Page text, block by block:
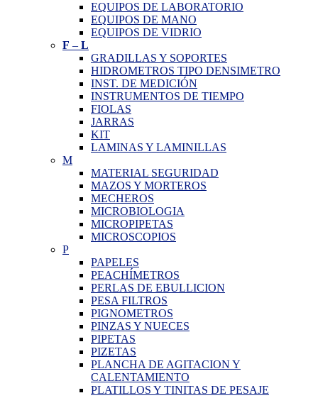
EQUIPOS DE LABORATORIO
EQUIPOS DE MANO
EQUIPOS DE VIDRIO
F – L
GRADILLAS Y SOPORTES
HIDROMETROS TIPO DENSIMETRO
INST. DE MEDICIÓN
INSTRUMENTOS DE TIEMPO
FIOLAS
JARRAS
KIT
LAMINAS Y LAMINILLAS
M
MATERIAL SEGURIDAD
MAZOS Y MORTEROS
MECHEROS
MICROBIOLOGIA
MICROPIPETAS
MICROSCOPIOS
P
PAPELES
PEACHÍMETROS
PERLAS DE EBULLICION
PESA FILTROS
PIGNOMETROS
PINZAS Y NUECES
PIPETAS
PIZETAS
PLANCHA DE AGITACION Y
CALENTAMIENTO
PLATILLOS Y TINITAS DE PESAJE